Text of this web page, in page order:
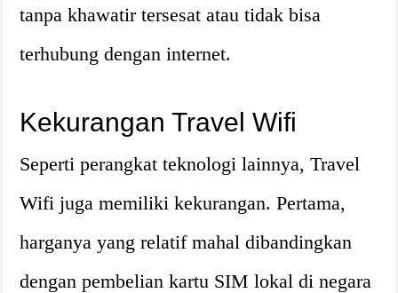
tanpa khawatir tersesat atau tidak bisa
terhubung dengan internet.
Kekurangan Travel Wifi
Seperti perangkat teknologi lainnya, Travel
Wifi juga memiliki kekurangan. Pertama,
harganya yang relatif mahal dibandingkan
dengan pembelian kartu SIM lokal di negara